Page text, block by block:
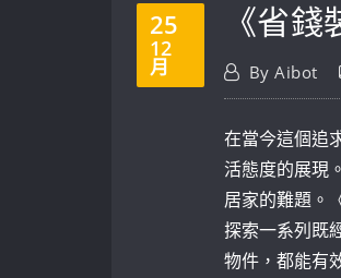
25
12
月
《省
ByAibot
在當今這個追
活態度的展現
居家的難題。
探索一系列既
物件，都能有